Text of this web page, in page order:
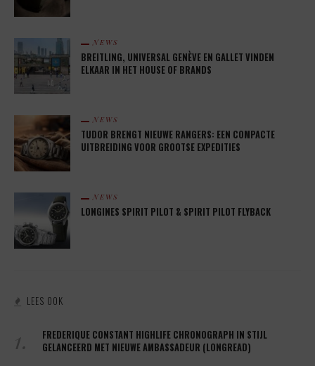
NEWS
BREITLING, UNIVERSAL GENÈVE EN GALLET VINDEN
ELKAAR IN HET HOUSE OF BRANDS
NEWS
TUDOR BRENGT NIEUWE RANGERS: EEN COMPACTE
UITBREIDING VOOR GROOTSE EXPEDITIES
NEWS
LONGINES SPIRIT PILOT & SPIRIT PILOT FLYBACK
LEES OOK
1.
FREDERIQUE CONSTANT HIGHLIFE CHRONOGRAPH IN STIJL
GELANCEERD MET NIEUWE AMBASSADEUR (LONGREAD)